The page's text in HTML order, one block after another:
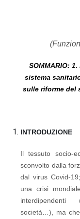
SOMMARIO:
sistema
sulle riforme del
INTRODUZIONE
Il tessuto socio-
sconvolto dalla
dal virus Covid-
una crisi
interdipendenti
società…), ma